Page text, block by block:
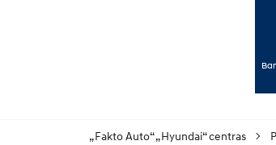
„Fakto Auto“ „Hyundai“ centras